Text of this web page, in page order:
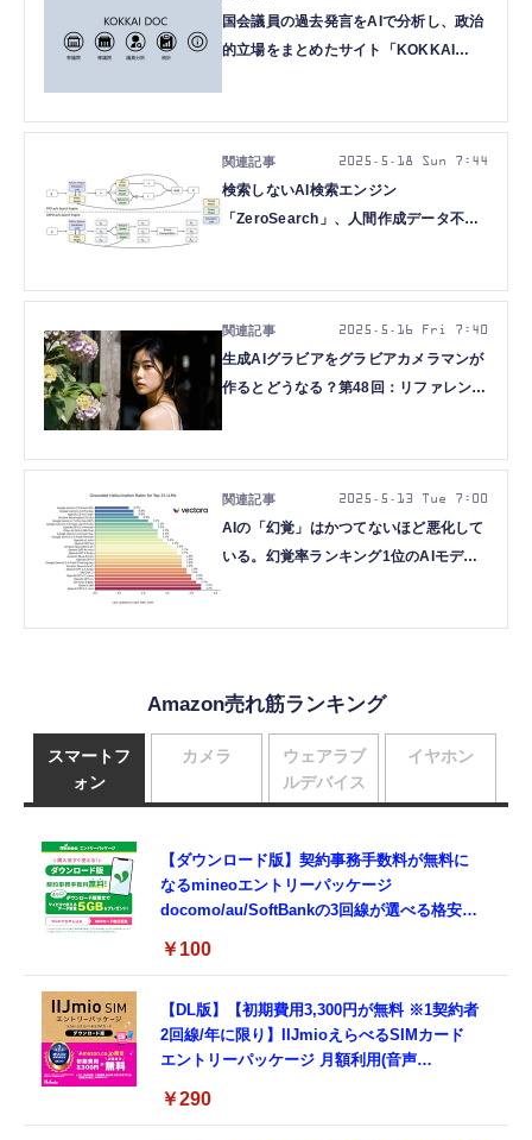
国会議員の過去発言をAIで分析し、政治
的立場をまとめたサイト「KOKKAI
検索しないAI検索エンジン
「ZeroSearch」、人間作成データ不要
クリー）
2025.5.18 Sun 7:44
生成AIグラビアをグラビアカメラマンが
作るとどうなる？第48回：リファレンス
2025.5.16 Fri 7:40
AIの「幻覚」はかつてないほど悪化して
いる。幻覚率ランキング1位のAIモデル
2025.5.13 Tue 7:00
Amazon売れ筋ランキング
スマートフ
ォン
【ダウンロード版】契約事務手数料が無料に
なるmineoエントリーパッケージ
docomo/au/SoftBankの3回線が選べる格安
￥100
【DL版】【初期費用3,300円が無料 ※1契約者
2回線/年に限り】IIJmioえらべるSIMカード
エントリーパッケージ 月額利用(音声
プリペイド)[ドコモ回線]IM-B327
￥290
カメラ
ウェアラブ
ルデバイス
イヤホン